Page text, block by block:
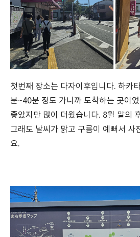
첫번째 장소는 다자이후입니다. 하카
분~40분 정도 가니까 도착하는 곳이
좋았지만 많이 더웠습니다. 8월 말의
그래도 날씨가 맑고 구름이 예뻐서 사
요.